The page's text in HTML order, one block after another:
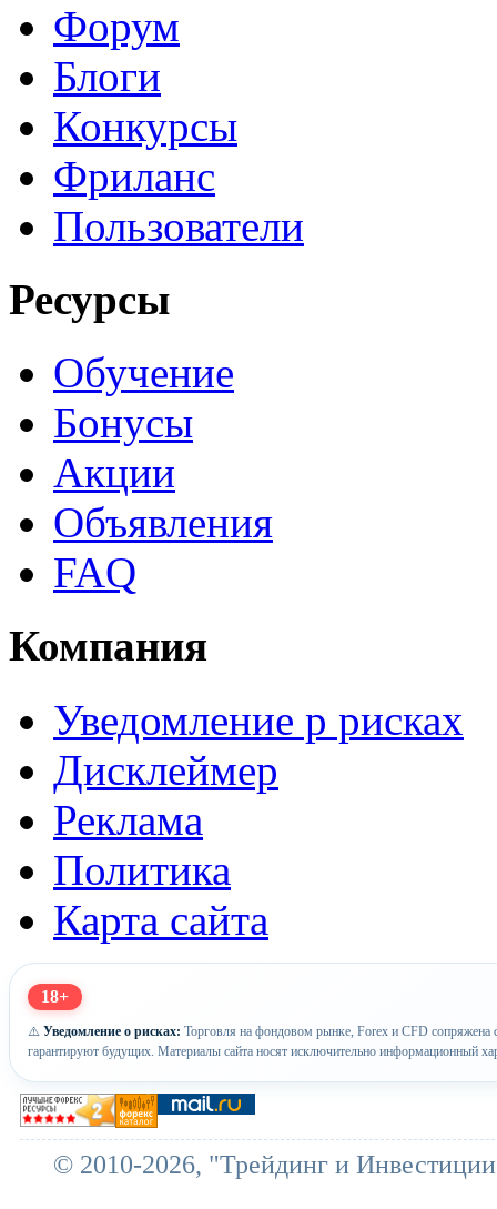
Форум
Блоги
Конкурсы
Фриланс
Пользователи
Ресурсы
Обучение
Бонусы
Акции
Объявления
FAQ
Компания
Уведомление р рисках
Дисклеймер
Реклама
Политика
Карта сайта
18+
⚠️ Уведомление о рисках: Торговля на фондовом рынке, Forex и CFD сопряжена
гарантируют будущих. Материалы сайта носят исключительно информационный
© 2010-2026, "Трейдинг и